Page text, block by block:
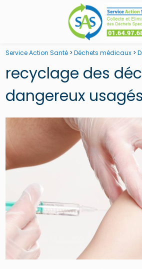
Service Action Santé >Déchets médicaux >
recyclage des
dangereux
Panneau de gestion des cookies